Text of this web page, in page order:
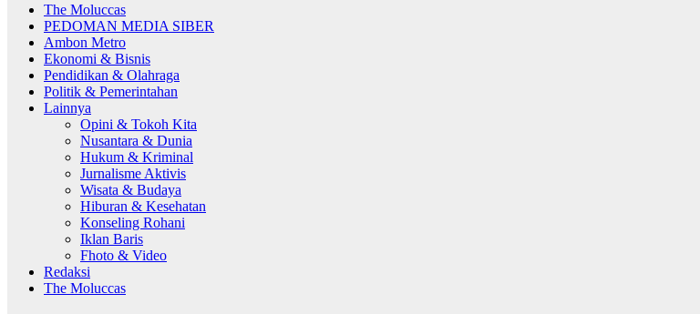
The Moluccas
PEDOMAN MEDIA SIBER
Ambon Metro
Ekonomi & Bisnis
Pendidikan & Olahraga
Politik & Pemerintahan
Lainnya
Opini & Tokoh Kita
Nusantara & Dunia
Hukum & Kriminal
Jurnalisme Aktivis
Wisata & Budaya
Hiburan & Kesehatan
Konseling Rohani
Iklan Baris
Fhoto & Video
Redaksi
The Moluccas